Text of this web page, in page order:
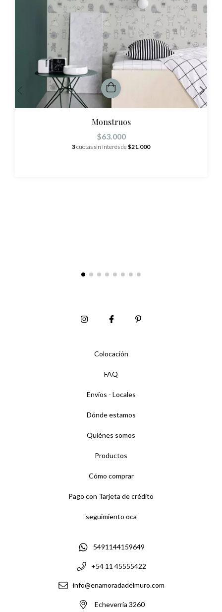
Monstruos
$63.000
3cuotas sin interés de$21.000
Colocación
FAQ
Envíos - Locales
Dónde estamos
Quiénes somos
Productos
Cómo comprar
Pago con Tarjeta de crédito
seguimiento oca
5491144159649
+54 11 45555422
info@enamoradadelmuro.com
Echeverría 3260